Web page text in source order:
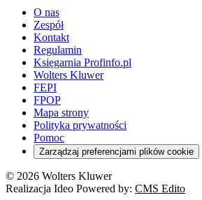
O nas
Zespół
Kontakt
Regulamin
Księgarnia Profinfo.pl
Wolters Kluwer
FEPI
FPOP
Mapa strony
Polityka prywatności
Pomoc
Zarządzaj preferencjami plików cookie
© 2026 Wolters Kluwer
Realizacja Ideo Powered by: CMS Edito